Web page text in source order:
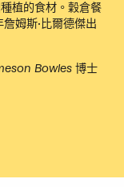
植的食材。穀倉餐
姆斯·比爾德傑出
Bowles 博士